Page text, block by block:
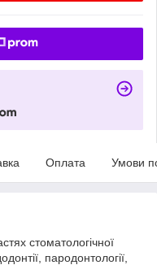
Оплата Умови
стоматологічної
пародонтології,